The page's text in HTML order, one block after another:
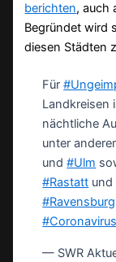
berichten, auch
Begründet wird
diesen Städten
Für
Landkreisen
nächtliche
unter
und#Ulm
#Rastatt und
#Ravensburg
#Coronavirus
— SWR